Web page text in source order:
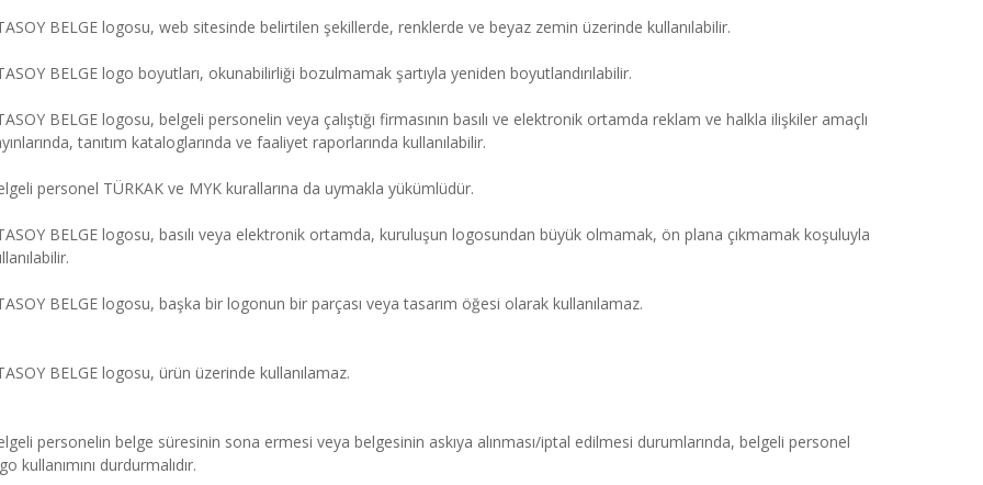
BELGE logosu, web sitesinde belirtilen şekillerde, renklerde ve beyaz zemin üzerinde kullanılabilir.
BELGE logo boyutları, okunabilirliği bozulmamak şartıyla yeniden boyutlandırılabilir.
BELGE logosu, belgeli personelin veya çalıştığı firmasının basılı ve elektronik ortamda reklam ve halkla ilişkiler amaçlı
tanıtım kataloglarında ve faaliyet raporlarında kullanılabilir.
personel TÜRKAK ve MYK kurallarına da uymakla yükümlüdür.
BELGE logosu, basılı veya elektronik ortamda, kuruluşun logosundan büyük olmamak, ön plana çıkmamak koşuluyla
BELGE logosu, başka bir logonun bir parçası veya tasarım öğesi olarak kullanılamaz.
BELGE logosu, ürün üzerinde kullanılamaz.
personelin belge süresinin sona ermesi veya belgesinin askıya alınması/iptal edilmesi durumlarında, belgeli personel
kullanımını durdurmalıdır.